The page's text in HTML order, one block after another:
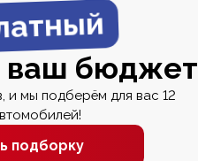
ваш бюджет
и мы подберём для вас 12
подборку